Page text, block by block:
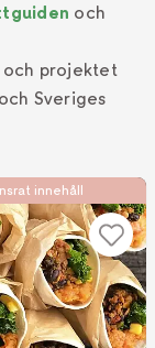
och
och projektet
Sveriges
innehåll